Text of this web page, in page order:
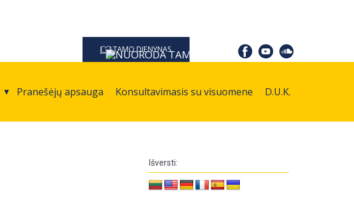
TAMO DIENYNAS
Pranešėjų apsauga Konsultavimasis su visuomene D.U.K.
Išversti: